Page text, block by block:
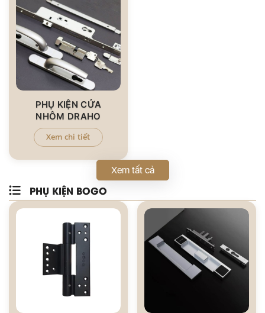
PHỤ KIỆN CỬA
NHÔM DRAHO
Xem chi tiết
Xem tất cả
PHỤ KIỆN BOGO